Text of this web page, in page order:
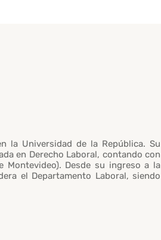
la Universidad de la República. Su
en Derecho Laboral, contando con
Montevideo). Desde su ingreso a la
el Departamento Laboral, siendo